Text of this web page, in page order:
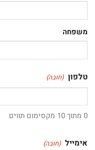
משפחה
טלפון (חובה)
0 מתוך 10 מקסימום תווים
אימייל (חובה)